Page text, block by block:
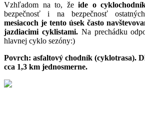
Vzhľadom na to, že ide o
bezpečnosť i na bezpečnosť
mesiacoch je tento úsek často
jazdiacimi cyklistami.Na prechádku
hlavnej cyklo sezóny:)
Povrch: asfaltový chodník (cyklotrasa).
cca 1,3 km jednosmerne.